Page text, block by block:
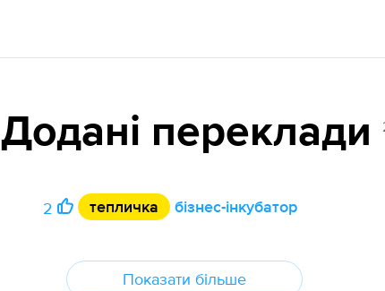
Додані переклади
2 тепличка бізнес-інкубатор
Показати більше